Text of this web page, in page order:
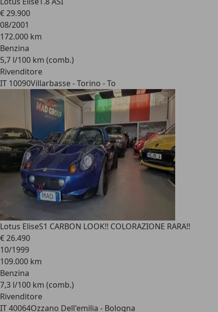
€ 29.900
08/2001
172.000 km
Benzina
5,7 l/100 km (comb.)
Rivenditore
IT 10090Villarbasse - Torino - To
Lotus EliseS1 CARBON LOOK!! COLORAZIONE RARA!!
€ 26.490
10/1999
109.000 km
Benzina
7,3 l/100 km (comb.)
Rivenditore
IT 40064Ozzano Dell'emilia - Bologna